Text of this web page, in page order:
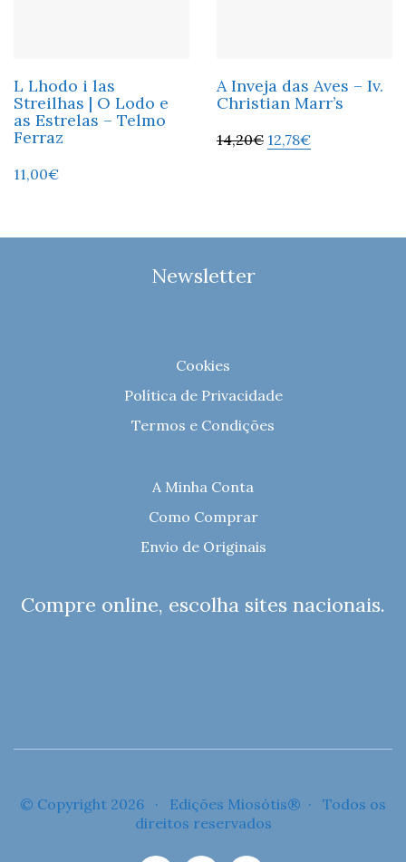
L Lhodo i las
Streilhas | O Lodo e
as Estrelas – Telmo
Ferraz
11,00€
A Inveja das Aves – Iv.
Christian Marr’s
14,20€ 12,78€
Newsletter
Cookies
Política de Privacidade
Termos e Condições
A Minha Conta
Como Comprar
Envio de Originais
Compre online, escolha sites nacionais.
© Copyright 2026 · Edições Miosótis® · Todos os
direitos reservados